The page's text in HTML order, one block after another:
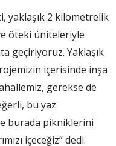
yaklaşık 2 kilometrelik
öteki üniteleriyle
geçiriyoruz. Yaklaşık
içerisinde inşa
gerekse de
bu yaz
burada pikniklerini
içeceğiz” dedi.